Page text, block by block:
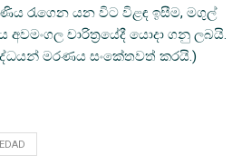
රැගෙන යන විට විළඳ ඉසීම, මගුල්
චාරිත්‍රයේදී යොදා ගනු ලබයි.
මරණය සංකේතවත් කරයි.)